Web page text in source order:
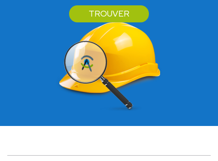
TROUVER